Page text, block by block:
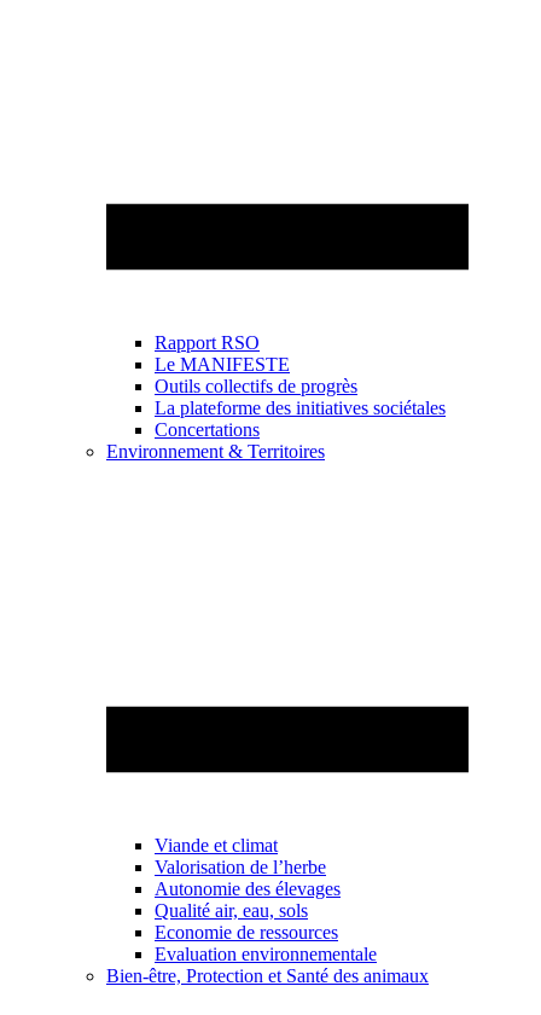
Rapport RSO
Le MANIFESTE
Outils collectifs de progrès
La plateforme des initiatives sociétales
Concertations
Environnement & Territoires
Viande et climat
Valorisation de l’herbe
Autonomie des élevages
Qualité air, eau, sols
Economie de ressources
Evaluation environnementale
Bien-être, Protection et Santé des animaux